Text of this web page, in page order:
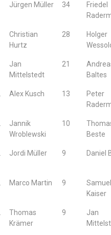
Jürgen Müller 34
Friedel
Christian
Hurtz
28
Holger
Jan
Mittelstedt
21
Baltes
Alex Kusch 13
Peter
Jannik
Wroblewski
10
Beste
Jordi Müller 9 Daniel
Marco Martin 9
Samuel
Kaiser
Thomas
Krämer
9
Jan